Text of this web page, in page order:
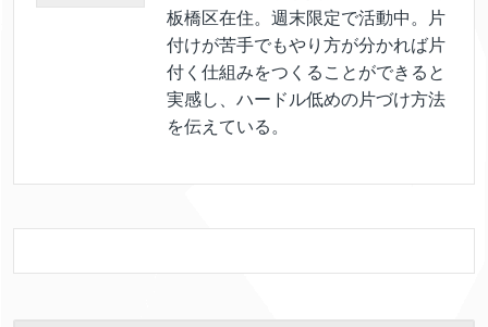
板橋区在住。週末限定で活動中。片
付けが苦手でもやり方が分かれば片
付く仕組みをつくることができると
実感し、ハードル低めの片づけ方法
を伝えている。